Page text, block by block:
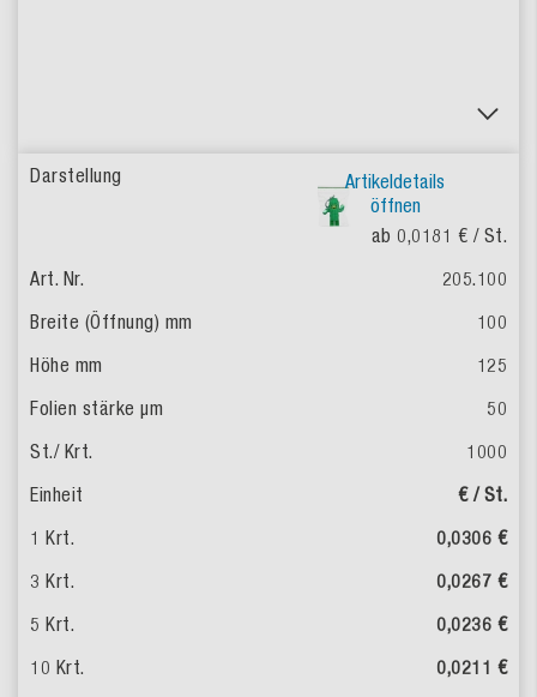
Artikeldetails
öffnen
ab 0,0181 € / St.
205.100
100
125
50
1000
€ / St.
0,0306 €
0,0267 €
0,0236 €
0,0211 €